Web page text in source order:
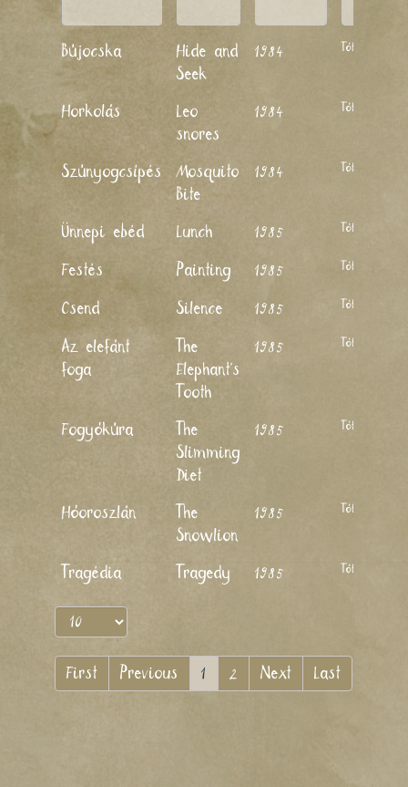
Bújocska
Hide and
Seek
1984 Tóth Pál
Horkolás
Leo
snores
1984 Tóth Pál
Szúnyogcsípés
Mosquito
Bite
1984 Tóth Pál
Ünnepi ebéd Lunch 1985 Tóth Pál
Festés Painting 1985 Tóth Pál
Csend Silence 1985 Tóth Pál
Az elefánt
foga
The
Elephant's
Tooth
1985 Tóth Pál
Fogyókúra
The
Slimming
Diet
1985 Tóth Pál
Hóoroszlán
The
Snowlion
1985 Tóth Pál
Tragédia Tragedy 1985 Tóth Pál
First Previous 1 2 Next Last